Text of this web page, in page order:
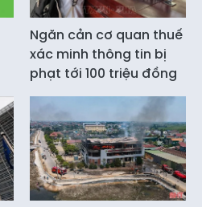
Ngăn cản cơ quan thuế
xác minh thông tin bị
phạt tới 100 triệu đồng